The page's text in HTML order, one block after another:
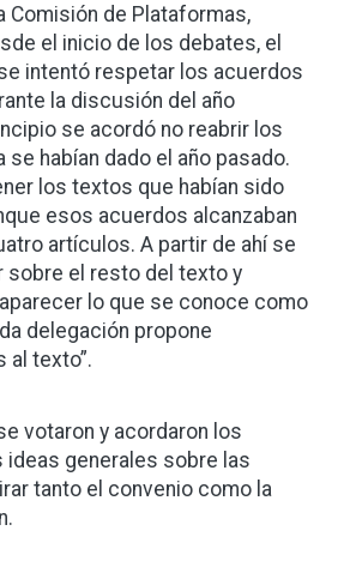
Comisión de Plataformas,
el inicio de los debates, el
intentó respetar los acuerdos
la discusión del año
se acordó no reabrir los
se habían dado el año pasado.
los textos que habían sido
esos acuerdos alcanzaban
artículos. A partir de ahí se
sobre el resto del texto y
lo que se conoce como
delegación propone
al texto”.
votaron y acordaron los
ideas generales sobre las
tanto el convenio como la